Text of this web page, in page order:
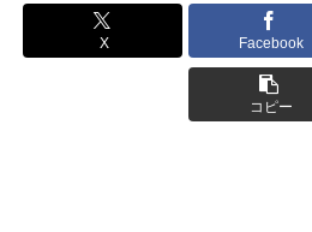
X Facebook
コピー